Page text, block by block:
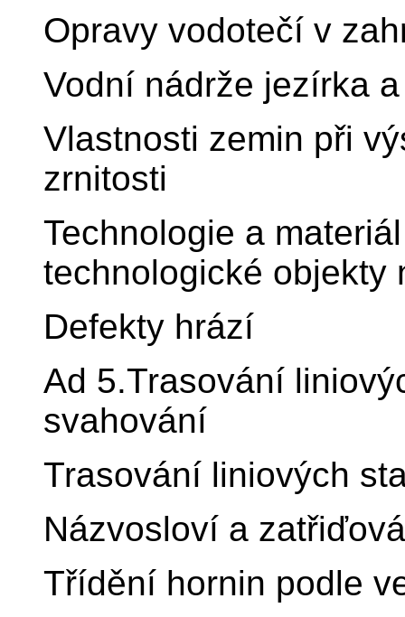
Opravy vodotečí v
Vodní nádrže jezírka
Vlastnosti zemin při
zrnitosti
Technologie a
technologické objekty
Defekty hrází
Ad 5.Trasování
svahování
Trasování liniových
Názvosloví a
Třídění hornin podle